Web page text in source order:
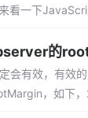
看一下
的
会有效，有效
，如下